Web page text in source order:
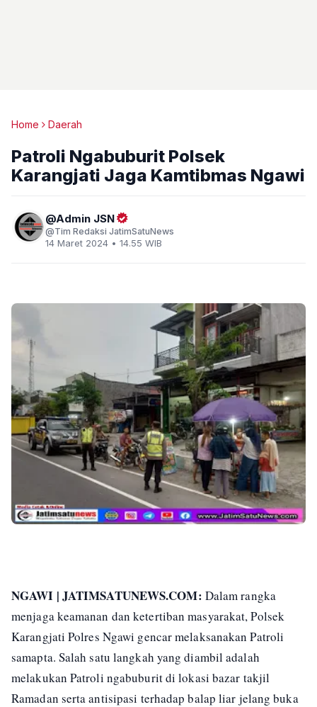
Home Daerah
Patroli Ngabuburit Polsek
Karangjati Jaga Kamtibmas Ngawi
Admin JSN
Tim Redaksi JatimSatuNews
14 Maret 2024 • 14.55 WIB
NGAWI | JATIMSATUNEWS.COM: Dalam rangka
menjaga keamanan dan ketertiban masyarakat, Polsek
Karangjati Polres Ngawi gencar melaksanakan Patroli
samapta. Salah satu langkah yang diambil adalah
melakukan Patroli ngabuburit di lokasi bazar takjil
Ramadan serta antisipasi terhadap balap liar jelang buka